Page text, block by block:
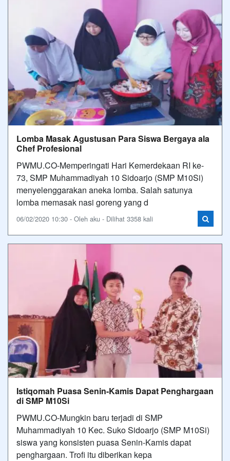
Lomba Masak Agustusan Para Siswa Bergaya ala
Chef Profesional
PWMU.CO-Memperingati Hari Kemerdekaan RI ke-
73, SMP Muhammadiyah 10 Sidoarjo (SMP M10Si)
menyelenggarakan aneka lomba. Salah satunya
lomba memasak nasi goreng yang d
06/02/2020 10:30 - Oleh aku - Dilihat 3358 kali
Istiqomah Puasa Senin-Kamis Dapat Penghargaan
di SMP M10Si
PWMU.CO-Mungkin baru terjadi di SMP
Muhammadiyah 10 Kec. Suko Sidoarjo (SMP M10Si)
siswa yang konsisten puasa Senin-Kamis dapat
penghargaan. Trofi itu diberikan kepa